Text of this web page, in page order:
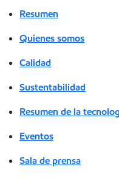
Resumen
Quienes somos
Calidad
Sustentabilidad
Resumen de la
Eventos
Sala de prensa